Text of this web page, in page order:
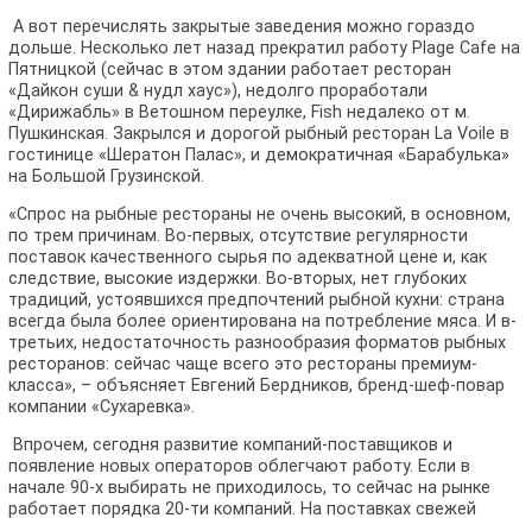
А вот перечислять закрытые заведения можно гораздо
дольше. Несколько лет назад прекратил работу Plage Cafe на
Пятницкой (сейчас в этом здании работает ресторан
«Дайкон суши & нудл хаус»), недолго проработали
«Дирижабль» в Ветошном переулке, Fish недалеко от м.
Пушкинская. Закрылся и дорогой рыбный ресторан La Voile в
гостинице «Шератон Палас», и демократичная «Барабулька»
на Большой Грузинской.
«Спрос на рыбные рестораны не очень высокий, в основном,
по трем причинам. Во-первых, отсутствие регулярности
поставок качественного сырья по адекватной цене и, как
следствие, высокие издержки. Во-вторых, нет глубоких
традиций, устоявшихся предпочтений рыбной кухни: страна
всегда была более ориентирована на потребление мяса. И в-
третьих, недостаточность разнообразия форматов рыбных
ресторанов: сейчас чаще всего это рестораны премиум-
класса», – объясняет Евгений Бердников, бренд-шеф-повар
компании «Сухаревка».
Впрочем, сегодня развитие компаний-поставщиков и
появление новых операторов облегчают работу. Если в
начале 90-х выбирать не приходилось, то сейчас на рынке
работает порядка 20-ти компаний. На поставках свежей